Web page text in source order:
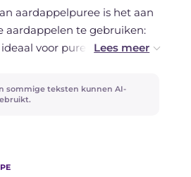
aardappelpuree is het aan
aardappelen te gebruiken:
voor puree, gnocchi of
zoals de melk in dit
op.
sommige teksten kunnen AI-